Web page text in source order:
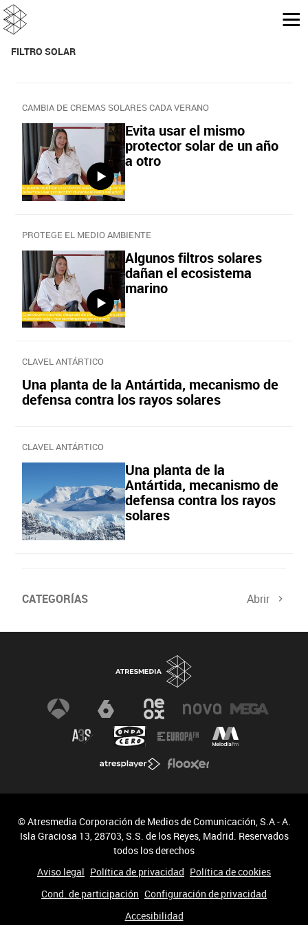
FILTRO SOLAR
CAMBIA DE CREMAS SOLARES CADA VERANO
Evita usar el mismo
protector solar de un año
a otro
PROTEGE EL MEDIO AMBIENTE
Algunos filtros solares
dañan el ecosistema
marino
CLAVEL ANTÁRTICO
Una planta de la Antártida, mecanismo de
defensa contra los rayos solares
CLAVEL ANTÁRTICO
Una planta de la
Antártida, mecanismo de
defensa contra los rayos
solares
CATEGORÍAS Abrir
© Atresmedia Corporación de Medios de Comunicación, S.A - A.
Isla Graciosa 13, 28703, S.S. de los Reyes, Madrid. Reservados
todos los derechos
Aviso legal Política de privacidad Política de cookies
Cond. de participación Configuración de privacidad
Accesibilidad